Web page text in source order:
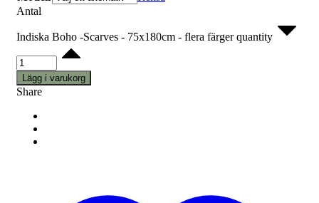
Antal
Indiska Boho -Scarves - 75x180cm - flera färger quantity
Lägg i varukorg
Share